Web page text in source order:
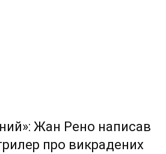
Жан Рено написав
про викрадених